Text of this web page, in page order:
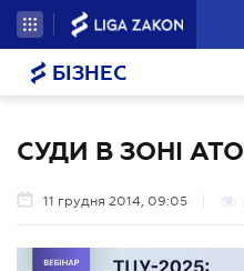
БІЗНЕС
СУДИ В ЗОНІ АТО
11 грудня 2014, 09:05